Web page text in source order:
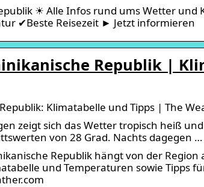
☀ Alle Infos rund ums Wetter und
✔Beste Reisezeit ► Jetzt informieren
Republik |
Klimatabelle und Tipps | The
zeigt sich das Wetter tropisch heiß
von 28 Grad. Nachts dagegen …
Republik hängt von der Region
und Temperaturen sowie Tipps